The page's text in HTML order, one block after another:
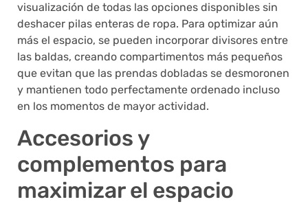
visualización de todas las opciones disponibles sin
deshacer pilas enteras de ropa. Para optimizar aún
más el espacio, se pueden incorporar divisores entre
las baldas, creando compartimentos más pequeños
que evitan que las prendas dobladas se desmoronen
y mantienen todo perfectamente ordenado incluso
en los momentos de mayor actividad.
Accesorios y
complementos para
maximizar el espacio